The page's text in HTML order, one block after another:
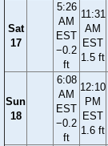
Sat
17
5:26
AM
EST
−0.2
ft
11:31
AM
EST
1.5 ft
Sun
18
6:08
AM
EST
−0.2
ft
12:10
PM
EST
1.6 ft